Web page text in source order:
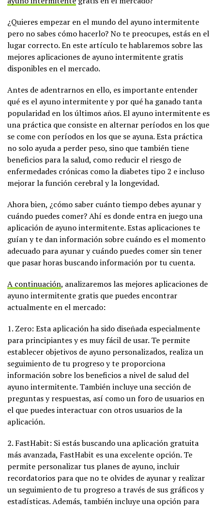
¿Quieres empezar en el mundo del ayuno intermitente
pero no sabes cómo hacerlo? No te preocupes, estás en el
lugar correcto. En este artículo te hablaremos sobre las
mejores aplicaciones de ayuno intermitente gratis
disponibles en el mercado.
Antes de adentrarnos en ello, es importante entender
qué es el ayuno intermitente y por qué ha ganado tanta
popularidad en los últimos años. El ayuno intermitente es
una práctica que consiste en alternar períodos en los que
se come con períodos en los que se ayuna. Esta práctica
no solo ayuda a perder peso, sino que también tiene
beneficios para la salud, como reducir el riesgo de
enfermedades crónicas como la diabetes tipo 2 e incluso
mejorar la función cerebral y la longevidad.
Ahora bien, ¿cómo saber cuánto tiempo debes ayunar y
cuándo puedes comer? Ahí es donde entra en juego una
aplicación de ayuno intermitente. Estas aplicaciones te
guían y te dan información sobre cuándo es el momento
adecuado para ayunar y cuándo puedes comer sin tener
que pasar horas buscando información por tu cuenta.
A continuación, analizaremos las mejores aplicaciones de
ayuno intermitente gratis que puedes encontrar
actualmente en el mercado:
1. Zero: Esta aplicación ha sido diseñada especialmente
para principiantes y es muy fácil de usar. Te permite
establecer objetivos de ayuno personalizados, realiza un
seguimiento de tu progreso y te proporciona
información sobre los beneficios a nivel de salud del
ayuno intermitente. También incluye una sección de
preguntas y respuestas, así como un foro de usuarios en
el que puedes interactuar con otros usuarios de la
aplicación.
2. FastHabit: Si estás buscando una aplicación gratuita
más avanzada, FastHabit es una excelente opción. Te
permite personalizar tus planes de ayuno, incluir
recordatorios para que no te olvides de ayunar y realizar
un seguimiento de tu progreso a través de sus gráficos y
estadísticas. Además, también incluye una opción para